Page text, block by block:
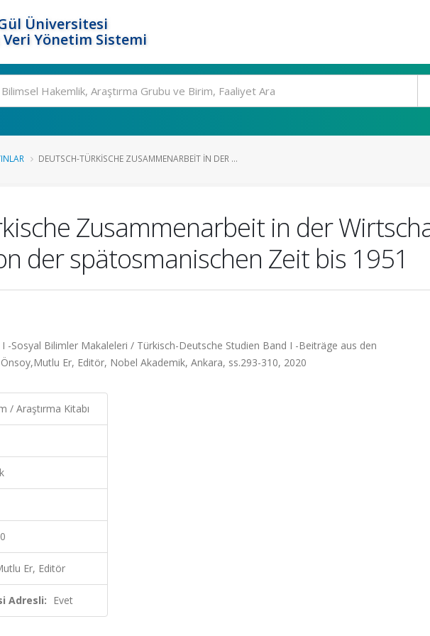
Üniversitesi
Yönetim Sistemi
DEUTSCH-TÜRKISCHE ZUSAMMENARBEIT IN DER ...
Zusammenarbeit in der
der spätosmanischen Zeit bis 1951
I -Sosyal Bilimler Makaleleri / Türkisch-Deutsche Studien Band I -Beiträge aus den
Er, Editör, Nobel Akademik, Ankara, ss.293-310, 2020
/ Araştırma Kitabı
Er, Editör
Adresli: Evet